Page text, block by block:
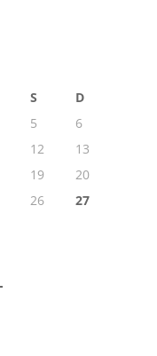
S
D
5
6
12
13
19
20
26
27